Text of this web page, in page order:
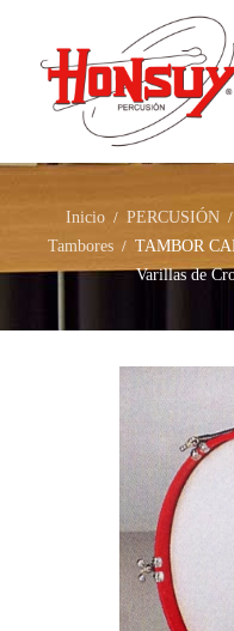
Inicio / PERCUSIÓN /
Tambores / TAMBOR
Varillas de